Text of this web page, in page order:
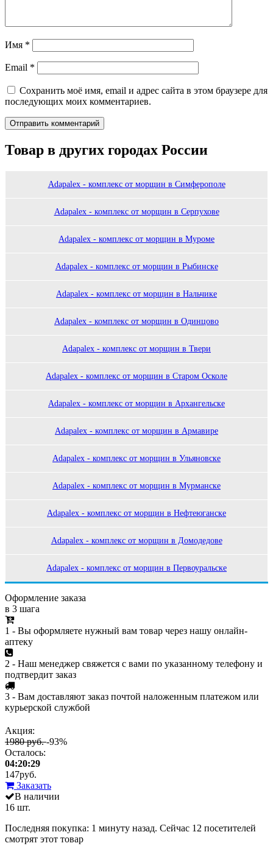
Имя *
Email *
Сохранить моё имя, email и адрес сайта в этом браузере для
последующих моих комментариев.
Товар в других городах России
Adapalex - комплекс от морщин в Симферополе
Adapalex - комплекс от морщин в Серпухове
Adapalex - комплекс от морщин в Муроме
Adapalex - комплекс от морщин в Рыбинске
Adapalex - комплекс от морщин в Нальчике
Adapalex - комплекс от морщин в Одинцово
Adapalex - комплекс от морщин в Твери
Adapalex - комплекс от морщин в Старом Осколе
Adapalex - комплекс от морщин в Архангельске
Adapalex - комплекс от морщин в Армавире
Adapalex - комплекс от морщин в Ульяновске
Adapalex - комплекс от морщин в Мурманске
Adapalex - комплекс от морщин в Нефтеюганске
Adapalex - комплекс от морщин в Домодедове
Adapalex - комплекс от морщин в Первоуральске
Оформление заказа
в 3 шага
1 - Вы оформляете нужный вам товар через нашу онлайн-
аптеку
2 - Наш менеджер свяжется с вами по указанному телефону и
подтвердит заказ
3 - Вам доставляют заказ почтой наложенным платежом или
курьерской службой
Акция:
1980 руб.-93%
Осталось:
04:20:29
147руб.
Заказать
В наличии
16 шт.
Последняя покупка: 1 минуту назад. Сейчас 12 посетителей
смотрят этот товар